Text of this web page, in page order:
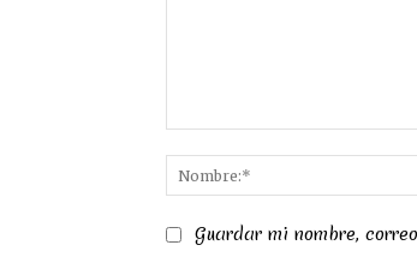
Guardar mi nombre,